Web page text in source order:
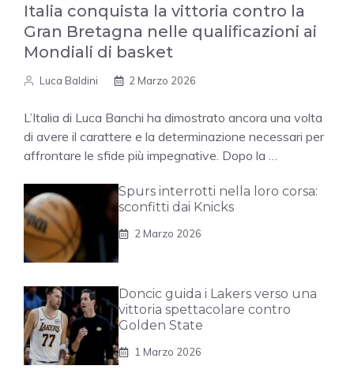
Italia conquista la vittoria contro la
Gran Bretagna nelle qualificazioni ai
Mondiali di basket
Luca Baldini 2 Marzo 2026
L’Italia di Luca Banchi ha dimostrato ancora una volta
di avere il carattere e la determinazione necessari per
affrontare le sfide più impegnative. Dopo la …
Spurs interrotti nella loro corsa:
sconfitti dai Knicks
2 Marzo 2026
Doncic guida i Lakers verso una
vittoria spettacolare contro
Golden State
1 Marzo 2026